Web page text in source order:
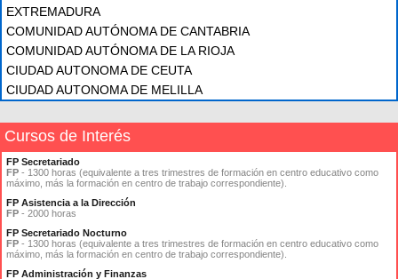
EXTREMADURA
COMUNIDAD AUTÓNOMA DE CANTABRIA
COMUNIDAD AUTÓNOMA DE LA RIOJA
CIUDAD AUTONOMA DE CEUTA
CIUDAD AUTONOMA DE MELILLA
Cursos de Interés
FP Secretariado
FP - 1300 horas (equivalente a tres trimestres de formación en centro educativo como
máximo, más la formación en centro de trabajo correspondiente).
FP Asistencia a la Dirección
FP - 2000 horas
FP Secretariado Nocturno
FP - 1300 horas (equivalente a tres trimestres de formación en centro educativo como
máximo, más la formación en centro de trabajo correspondiente).
FP Administración y Finanzas